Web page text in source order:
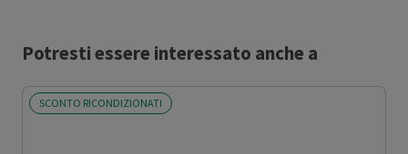
Potresti essere interessato anche a
SCONTO RICONDIZIONATI